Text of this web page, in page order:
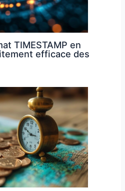
TIMESTAMP en
efficace des